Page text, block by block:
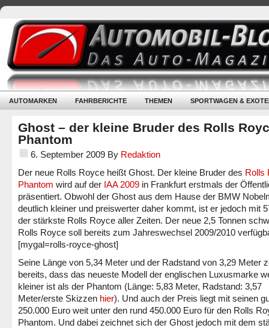
AUTOMARKEN FAHRBERICHTE THEMEN SPORTWAGEN &
Ghost – der kleine Bruder des Rolls
Phantom
6. September 2009 By Redaktion
Der neue Rolls Royce heißt Ghost. Der kleine Bruder des Rolls
Phantom wird auf der IAA 2009 in Frankfurt erstmals der
präsentiert. Obwohl der Ghost aus dem Hause der BMW
deutlich kleiner und preiswerter daher kommt, ist er jedoch mit
der stärkste Rolls Royce aller Zeiten. Der neue 2,5 Tonnen
Rolls Royce soll bereits zum Jahreswechsel 2009/2010
[mygal=rolls-royce-ghost]
Seine Länge von 5,34 Meter und der Radstand von 3,29 Meter
bereits, dass das neueste Modell der englischen Luxusmarke
kleiner ist als der Phantom (Länge: 5,83 Meter, Radstand: 3,57
Meter/erste Skizzen hier). Und auch der Preis liegt mit seinen
250.000 Euro weit unter den rund 450.000 Euro für den Rolls
Phantom. Und dabei zeichnet sich der Ghost jedoch mit dem